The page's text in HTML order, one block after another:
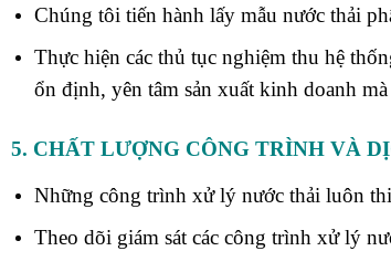
Chúng tôi tiến hành lấy mẫu nước thải
Thực hiện các thủ tục nghiệm thu hệ
ổn định, yên tâm sản xuất kinh doanh
5. CHẤT LƯỢNG CÔNG TRÌNH VÀ
Những công trình xử lý nước thải luôn
Theo dõi giám sát các công trình xử lý